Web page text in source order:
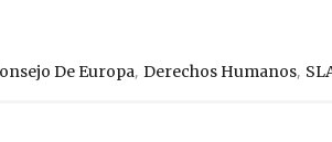
De Europa, Derechos Humanos,